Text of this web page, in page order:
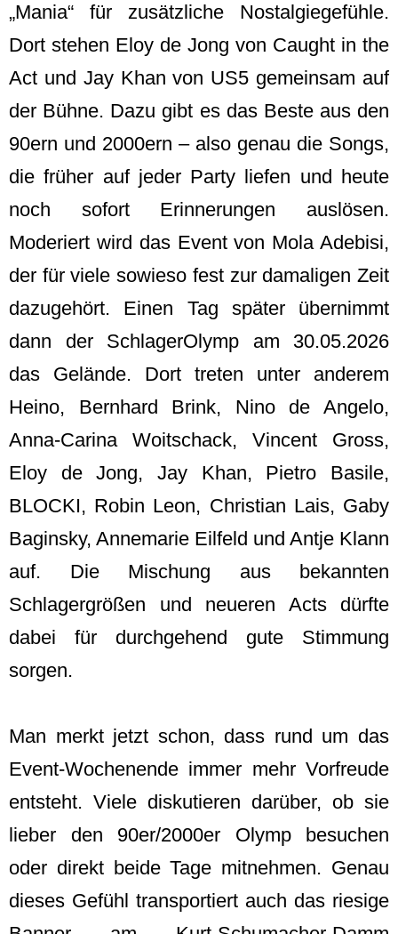
„Mania“ für zusätzliche Nostalgiegefühle.
Dort stehen Eloy de Jong von Caught in the
Act und Jay Khan von US5 gemeinsam auf
der Bühne. Dazu gibt es das Beste aus den
90ern und 2000ern – also genau die Songs,
die früher auf jeder Party liefen und heute
noch sofort Erinnerungen auslösen.
Moderiert wird das Event von Mola Adebisi,
der für viele sowieso fest zur damaligen Zeit
dazugehört. Einen Tag später übernimmt
dann der SchlagerOlymp am 30.05.2026
das Gelände. Dort treten unter anderem
Heino, Bernhard Brink, Nino de Angelo,
Anna-Carina Woitschack, Vincent Gross,
Eloy de Jong, Jay Khan, Pietro Basile,
BLOCKI, Robin Leon, Christian Lais, Gaby
Baginsky, Annemarie Eilfeld und Antje Klann
auf. Die Mischung aus bekannten
Schlagergrößen und neueren Acts dürfte
dabei für durchgehend gute Stimmung
sorgen.
Man merkt jetzt schon, dass rund um das
Event-Wochenende immer mehr Vorfreude
entsteht. Viele diskutieren darüber, ob sie
lieber den 90er/2000er Olymp besuchen
oder direkt beide Tage mitnehmen. Genau
dieses Gefühl transportiert auch das riesige